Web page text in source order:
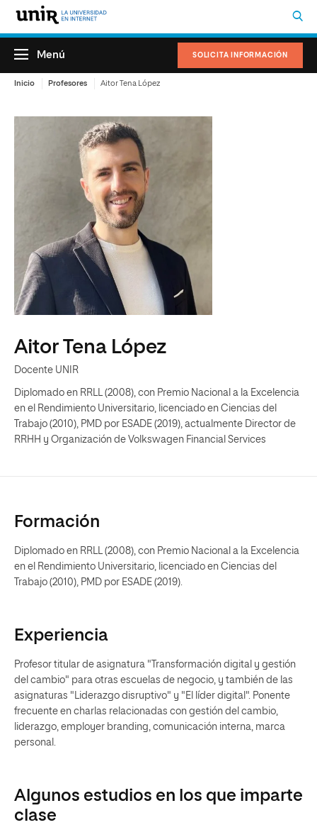
SOLICITA INFORMACIÓN
Menú
Inicio Profesores Aitor Tena López
Aitor Tena López
Docente UNIR
Diplomado en RRLL (2008), con Premio Nacional a la Excelencia
en el Rendimiento Universitario, licenciado en Ciencias del
Trabajo (2010), PMD por ESADE (2019), actualmente Director de
RRHH y Organización de Volkswagen Financial Services
Formación
Diplomado en RRLL (2008), con Premio Nacional a la Excelencia
en el Rendimiento Universitario, licenciado en Ciencias del
Trabajo (2010), PMD por ESADE (2019).
Experiencia
Profesor titular de asignatura "Transformación digital y gestión
del cambio" para otras escuelas de negocio, y también de las
asignaturas "Liderazgo disruptivo" y "El líder digital". Ponente
frecuente en charlas relacionadas con gestión del cambio,
liderazgo, employer branding, comunicación interna, marca
personal.
Algunos estudios en los que imparte
clase